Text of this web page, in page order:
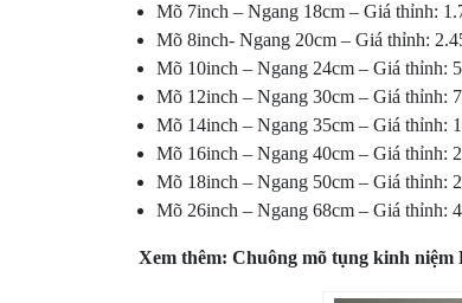
Mõ 7inch – Ngang 18cm – Giá thỉnh:
Mõ 8inch- Ngang 20cm – Giá thỉnh:
Mõ 10inch – Ngang 24cm – Giá thỉnh:
Mõ 12inch – Ngang 30cm – Giá thỉnh:
Mõ 14inch – Ngang 35cm – Giá thỉnh:
Mõ 16inch – Ngang 40cm – Giá thỉnh:
Mõ 18inch – Ngang 50cm – Giá thỉnh:
Mõ 26inch – Ngang 68cm – Giá thỉnh:
Xem thêm: Chuông mõ tụng kinh niệm